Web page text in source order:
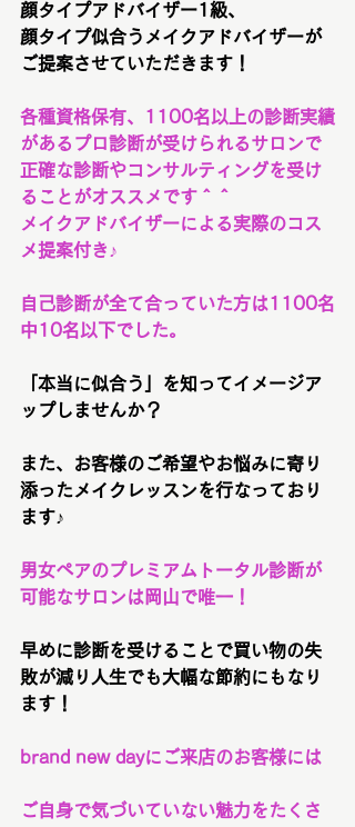
顔タイプアドバイザー1級、
顔タイプ似合うメイクアドバイザーが
ご提案させていただきます！
各種資格保有、1100名以上の診断実績
があるプロ診断が受けられるサロンで
正確な診断やコンサルティングを受け
ることがオススメです＾＾
メイクアドバイザーによる実際のコス
メ提案付き♪
自己診断が全て合っていた方は1100名
中10名以下でした。
「本当に似合う」を知ってイメージア
ップしませんか？
また、お客様のご希望やお悩みに寄り
添ったメイクレッスンを行なっており
ます♪
男女ペアのプレミアムトータル診断が
可能なサロンは岡山で唯一！
早めに診断を受けることで買い物の失
敗が減り人生でも大幅な節約にもなり
ます！
brand new dayにご来店のお客様には
ご自身で気づいていない魅力をたくさ